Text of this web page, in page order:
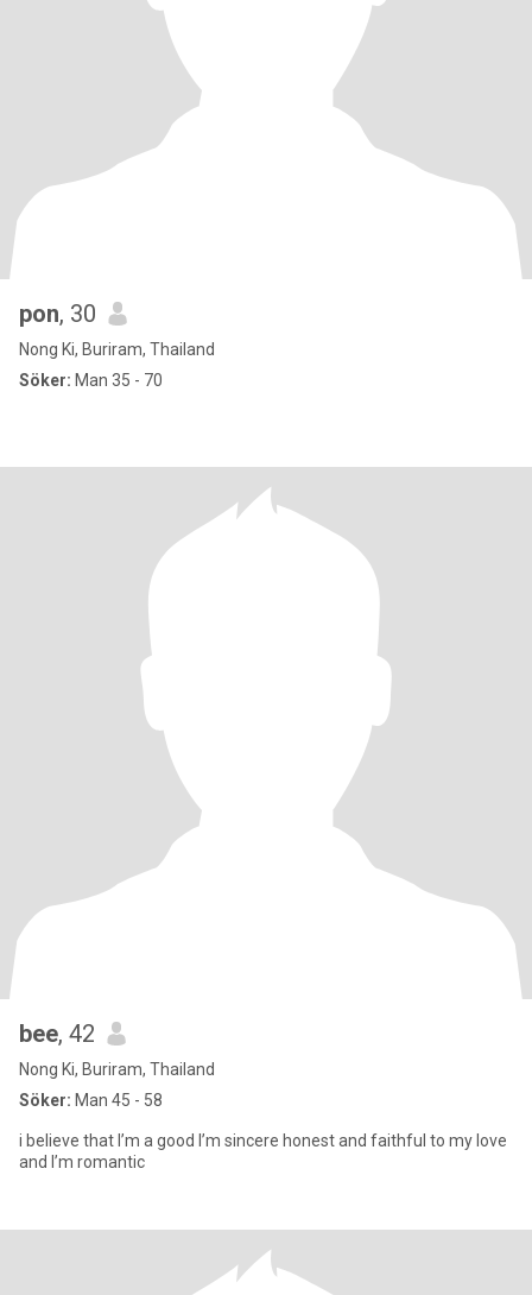
pon, 30
Nong Ki, Buriram, Thailand
Söker: Man 35 - 70
bee, 42
Nong Ki, Buriram, Thailand
Söker: Man 45 - 58
i believe that I’m a good I’m sincere honest and faithful to my love
and I’m romantic